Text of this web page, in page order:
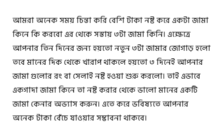
আমরা অনেক সময় চিন্তা করি বেশি টাকা নষ্ট করে একটা জামা
কিনে কি করবো এর থেকে সস্তায় ৩টা জামা কিনি। এক্ষেত্রে
আপনার তিন দিনের জন্য হয়তো নতুন ৩টা জামার জোগাড় হলো
তবে মানের দিক থেকে খারাপ থাকলে হয়তো ৩ দিনেই আপনার
জামা গুলোর রং বা সেলাই নষ্ট হওয়া শুরু করলো। তাই এভাবে
একগাদা জামা কিনে তা নষ্ট করার থেকে ভালো মানের একটি
জামা কেনার অভ্যাস করুন। এতে করে ভবিষ্যতে আপনার
অনেক টাকা বেঁচে যাওয়ার সম্ভাবনা থাকবে।